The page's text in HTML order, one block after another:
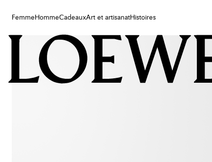
Femme HommeCadeauxArt et artisanatHistoires
Femme
Art et artisanat